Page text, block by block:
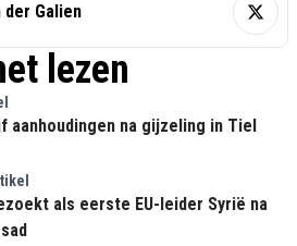
der Galien
lezen
aanhoudingen na gijzeling in Tiel
als eerste EU-leider Syrië na